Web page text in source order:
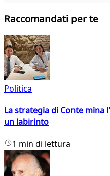
Raccomandati per te
Politica
La strategia di Conte mina
un labirinto
1 min di lettura